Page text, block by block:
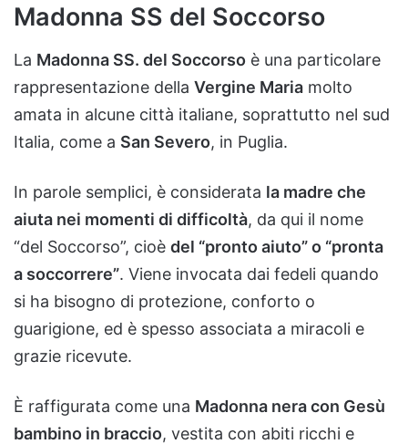
Madonna SS del Soccorso
La Madonna SS. del Soccorso è una particolare
rappresentazione della Vergine Maria molto
amata in alcune città italiane, soprattutto nel sud
Italia, come a San Severo, in Puglia.
In parole semplici, è considerata la madre che
aiuta nei momenti di difficoltà, da qui il nome
“del Soccorso”, cioè del “pronto aiuto”o “pronta
a soccorrere”. Viene invocata dai fedeli quando
si ha bisogno di protezione, conforto o
guarigione, ed è spesso associata a miracoli e
grazie ricevute.
È raffigurata come una Madonna neracon Gesù
bambino in braccio, vestita con abiti ricchi e